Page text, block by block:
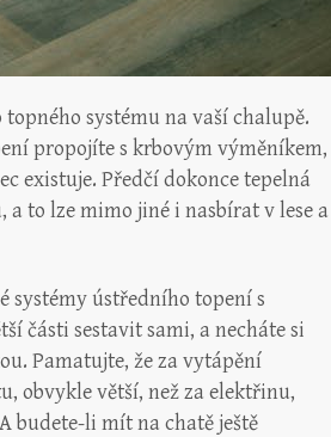
systému na vaší chalupě.
propojíte s krbovým výměníkem,
existuje. Předčí dokonce tepelná
to lze mimo jiné i nasbírat v lese a
systémy ústředního topení s
části sestavit sami, a necháte si
Pamatujte, že za vytápění
obvykle větší, než za elektřinu,
budete-li mít na chatě ještě